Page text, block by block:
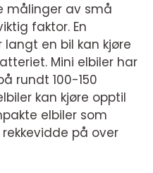
målinger av små
faktor. En
langt en bil kan kjøre
Mini elbiler har
rundt 100-150
kan kjøre opptil
elbiler som
på over